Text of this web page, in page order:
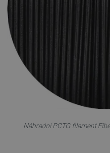
Náhradní PCTG filament